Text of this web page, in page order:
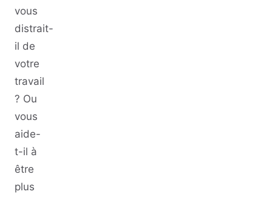
vous
distrait-
il de
votre
travail
? Ou
vous
aide-
t-il à
être
plus